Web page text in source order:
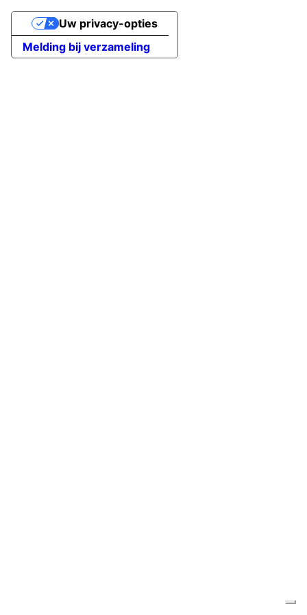
Melding bij verzameling
Uw privacy-opties